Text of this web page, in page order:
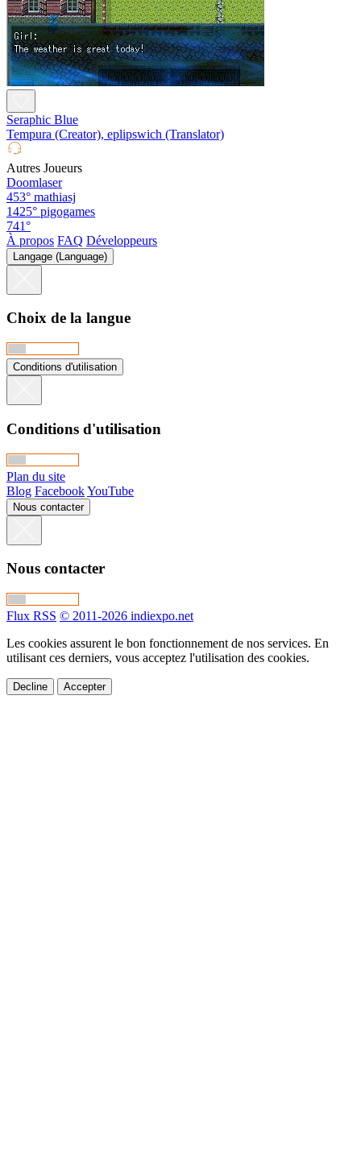
Seraphic Blue
Tempura (Creator), eplipswich (Translator)
Autres Joueurs
Doomlaser
453° mathiasj
1425° pigogames
741°
À propos FAQ Développeurs
Langage (Language)
Choix de la langue
Conditions d'utilisation
Conditions d'utilisation
Plan du site
Blog FacebookYouTube
Nous contacter
Nous contacter
Flux RSS © 2011-2026 indiexpo.net
Les cookies assurent le bon fonctionnement de nos services. En
utilisant ces derniers, vous acceptez l'utilisation des cookies.
Decline Accepter